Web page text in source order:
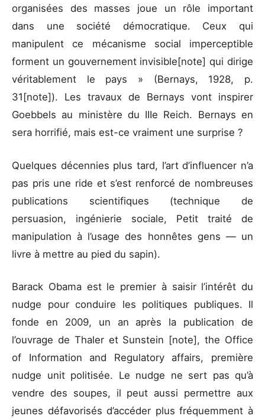
organisées des masses joue un rôle important
dans une société démocratique. Ceux qui
manipulent ce mécanisme social imperceptible
forment un gouvernement invisible[note] qui dirige
véritablement le pays » (Bernays, 1928, p.
31[note]). Les travaux de Bernays vont inspirer
Goebbels au ministère du IIIe Reich. Bernays en
sera horrifié, mais est-ce vraiment une surprise ?
Quelques décennies plus tard, l’art d’influencer n’a
pas pris une ride et s’est renforcé de nombreuses
publications scientifiques (technique de
persuasion, ingénierie sociale, Petit traité de
manipulation à l’usage des honnêtes gens — un
livre à mettre au pied du sapin).
Barack Obama est le premier à saisir l’intérêt du
nudge pour conduire les politiques publiques. Il
fonde en 2009, un an après la publication de
l’ouvrage de Thaler et Sunstein [note], the Office
of Information and Regulatory affairs, première
nudge unit politisée. Le nudge ne sert pas qu’à
vendre des soupes, il peut aussi permettre aux
jeunes défavorisés d’accéder plus fréquemment à